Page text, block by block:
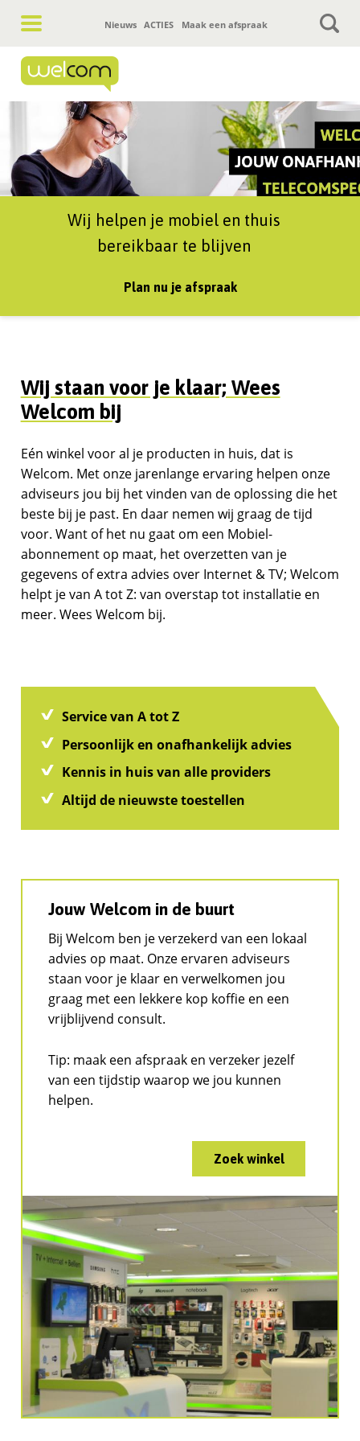
Nieuws ACTIES Maak een afspraak
Hoofdnavigatie
Wij helpen je mobiel en thuis
bereikbaar te blijven
Plan nu je afspraak
Wij staan voor je klaar; Wees
Welcom bij
Eén winkel voor al je producten in huis, dat is
Welcom. Met onze jarenlange ervaring helpen onze
adviseurs jou bij het vinden van de oplossing die het
beste bij je past. En daar nemen wij graag de tijd
voor. Want of het nu gaat om een Mobiel-
abonnement op maat, het overzetten van je
gegevens of extra advies over Internet & TV; Welcom
helpt je van A tot Z: van overstap tot installatie en
meer. Wees Welcom bij.
Service van A tot Z
Persoonlijk en onafhankelijk advies
Kennis in huis van alle providers
Altijd de nieuwste toestellen
Jouw Welcom in de buurt
Bij Welcom ben je verzekerd van een lokaal
advies op maat. Onze ervaren adviseurs
staan voor je klaar en verwelkomen jou
graag met een lekkere kop koffie en een
vrijblijvend consult.
Tip: maak een afspraak en verzeker jezelf
van een tijdstip waarop we jou kunnen
helpen.
Zoek winkel